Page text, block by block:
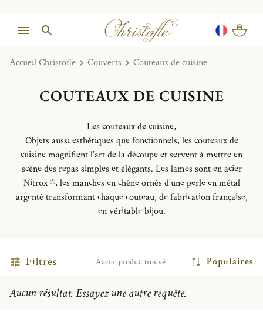
Accueil Christofle Couverts Couteaux de cuisine
COUTEAUX DE CUISINE
Les couteaux de cuisine,
Objets aussi esthétiques que fonctionnels, les couteaux de
cuisine magnifient l’art de la découpe et servent à mettre en
scène des repas simples et élégants. Les lames sont en acier
Nitrox ®, les manches en chêne ornés d'une perle en métal
argenté transformant chaque couteau, de fabrication française,
en véritable bijou.
Filtres Aucun produit trouvé Populaires
Aucun résultat. Essayez une autre requête.